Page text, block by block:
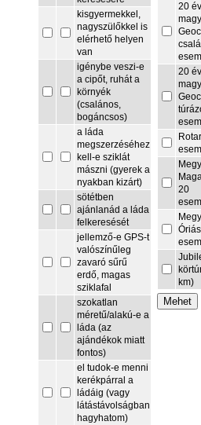
kisgyermekkel,
nagyszülőkkel is
elérhető helyen
van
igénybe veszi-e
a cipőt, ruhát a
környék
(csalános,
bogáncsos)
a láda
megszerzéséhez
kell-e sziklát
mászni (gyerek a
nyakban kizárt)
sötétben
ajánlanád a láda
felkeresését
jellemző-e GPS-t
valószínűleg
zavaró sűrű
erdő, magas
sziklafal
szokatlan
méretű/alakú-e a
láda (az
ajándékok miatt
fontos)
el tudok-e menni
kerékpárral a
ládáig (vagy
látástávolságban
hagyhatom)
20
20
20
km)